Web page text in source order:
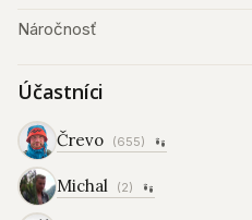
Náročnosť
Účastníci
Črevo (655)
Michal (2)